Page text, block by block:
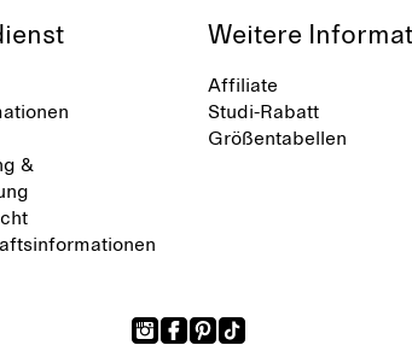
&
Weitere
Affiliate
Studi-Rabatt
Größentabellen